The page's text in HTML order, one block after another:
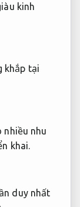
kinh
khắp tại
nhiều nhu
khai.
duy nhất